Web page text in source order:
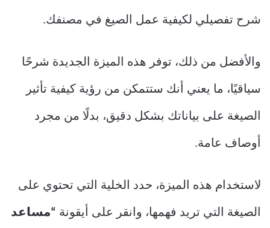
شرح تفصيلي لكيفية عمل الصيغ في مصنفك.
والأفضل من ذلك، توفر هذه الميزة الجديدة شرحًا
سياقيًا، ما يعني أنك ستتمكن من رؤية كيفية تأثير
الصيغة على بياناتك بشكل دقيق، بدلًا من مجرد
أوصاف عامة.
لاستخدام هذه الميزة، حدد الخلية التي تحتوي على
الصيغة التي تريد فهمها، وانقر على أيقونة “مساعد